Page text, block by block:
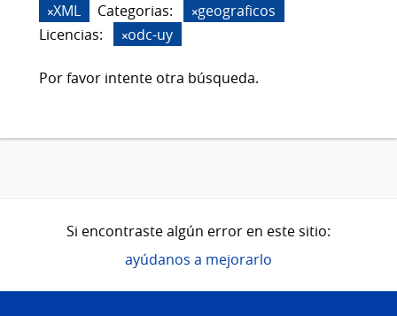
XML
Categorias:
geograficos
Licencias:
odc-uy
Por favor intente otra búsqueda.
Si encontraste algún error en este sitio:
ayúdanos a mejorarlo